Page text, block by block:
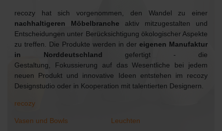
recozy hat sich vorgenommen, den Wandel zu einer
nachhaltigeren Möbelbranche aktiv mitzugestalten und
Entscheidungen unter Berücksichtigung ökologischer Aspekte
zu treffen. Die Produkte werden in der eigenen Manufaktur
in Norddeutschland gefertigt - die
Gestaltung, Fokussierung auf das Wesentliche bei jedem
neuen Produkt und innovative Ideen entstehen im recozy
Designstudio oder in Kooperation mit talentierten Designern.
recozy
Vasen und Bowls Leuchten